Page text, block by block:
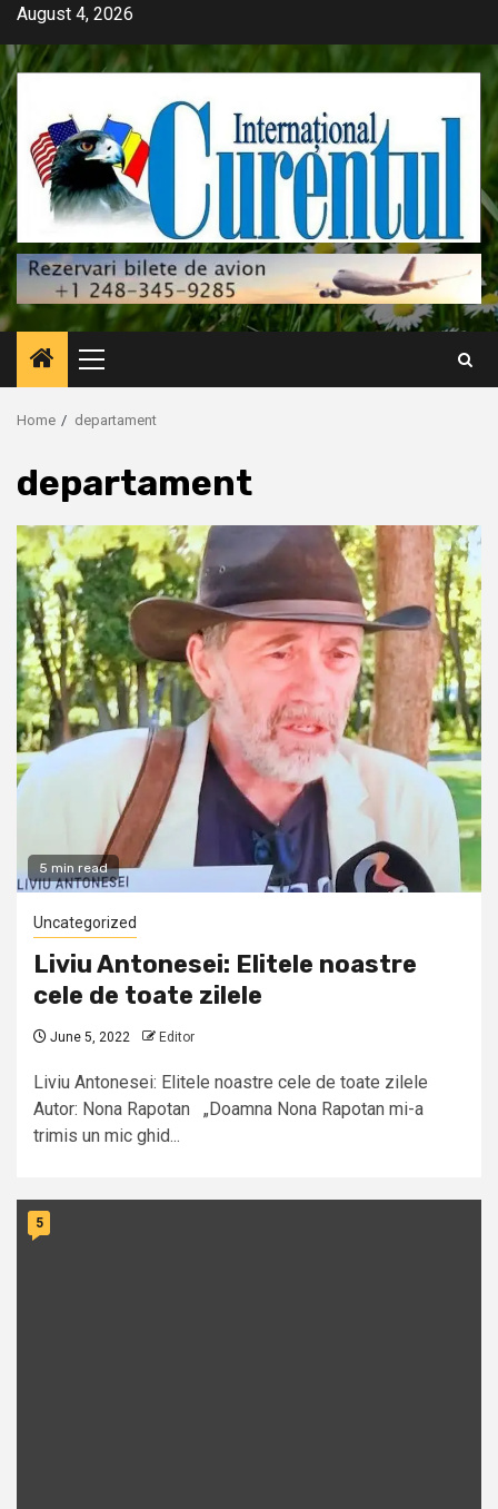
Skip
content
August 4, 2026
Primary
Menu
Home departament
departament
5 min read
Uncategorized
Liviu Antonesei: Elitele noastre
cele de toate zilele
June 5, 2022 Editor
Liviu Antonesei: Elitele noastre cele de toate zilele
Autor: Nona Rapotan „Doamna Nona Rapotan mi-a
trimis un mic ghid...
5